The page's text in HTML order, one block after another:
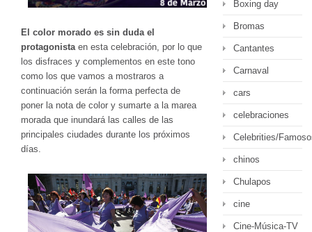
El color morado es sin duda el
protagonista en esta celebración, por lo que
los disfraces y complementos en este tono
como los que vamos a mostraros a
continuación serán la forma perfecta de
poner la nota de color y sumarte a la marea
morada que inundará las calles de las
principales ciudades durante los próximos
días.
Boxing day
Bromas
Cantantes
Carnaval
cars
celebraciones
Celebrities/
chinos
Chulapos
cine
Cine-Música-TV